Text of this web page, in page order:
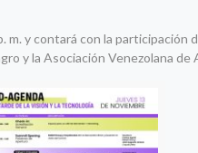
m. y contará con la participación
y la Asociación Venezolana